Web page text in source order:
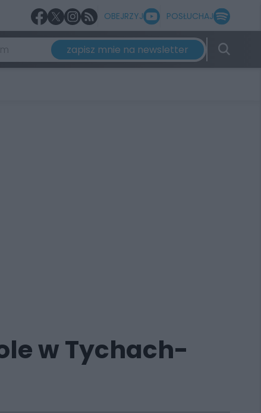
OBEJRZYJ POSŁUCHAJ
zapisz mnie na newsletter
w Tychach-